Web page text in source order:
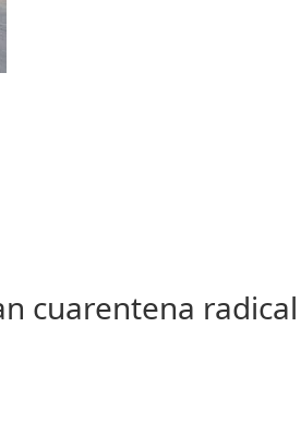
cuarentena